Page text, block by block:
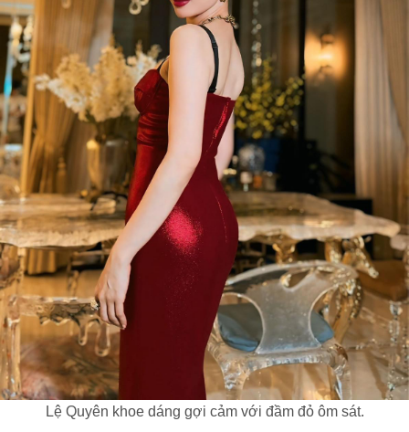
Lệ Quyên khoe dáng gợi cảm với đầm đỏ ôm sát.